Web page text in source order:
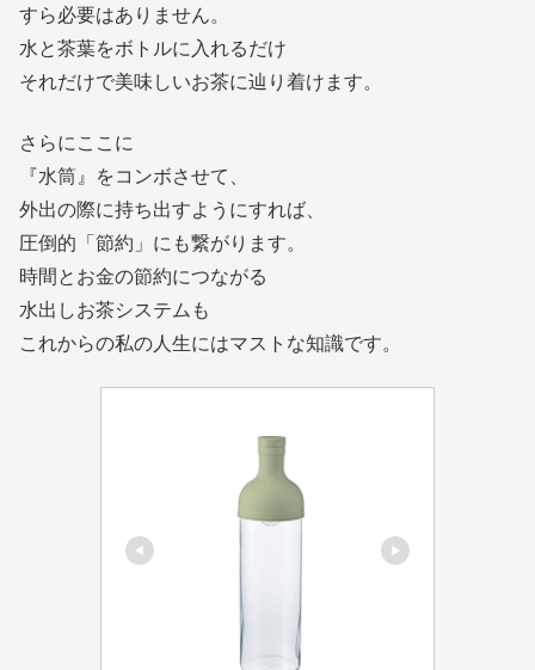
すら必要はありません。
水と茶葉をボトルに入れるだけ
それだけで美味しいお茶に辿り着けます。
さらにここに
『水筒』をコンボさせて、
外出の際に持ち出すようにすれば、
圧倒的「節約」にも繋がります。
時間とお金の節約につながる
水出しお茶システムも
これからの私の人生にはマストな知識です。